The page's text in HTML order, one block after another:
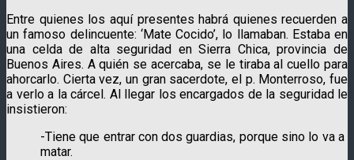
Entre quienes los aquí presentes habrá quienes recuerden a
un famoso delincuente: ‘Mate Cocido’, lo llamaban. Estaba en
una celda de alta seguridad en Sierra Chica, provincia de
Buenos Aires. A quién se acercaba, se le tiraba al cuello para
ahorcarlo. Cierta vez, un gran sacerdote, el p. Monterroso, fue
a verlo a la cárcel. Al llegar los encargados de la seguridad le
insistieron:
-Tiene que entrar con dos guardias, porque sino lo va a
matar.